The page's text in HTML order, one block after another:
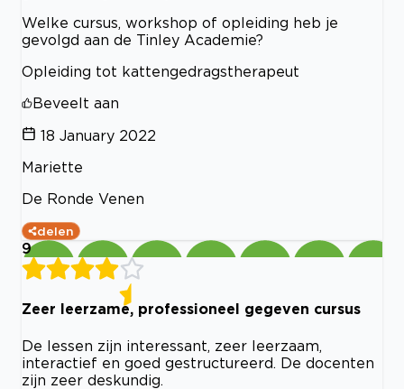
Welke cursus, workshop of opleiding heb je
gevolgd aan de Tinley Academie?
Opleiding tot kattengedragstherapeut
Beveelt aan
18 January 2022
Mariette
De Ronde Venen
delen
9
Zeer leerzame, professioneel gegeven cursus
De lessen zijn interessant, zeer leerzaam,
interactief en goed gestructureerd. De docenten
zijn zeer deskundig.